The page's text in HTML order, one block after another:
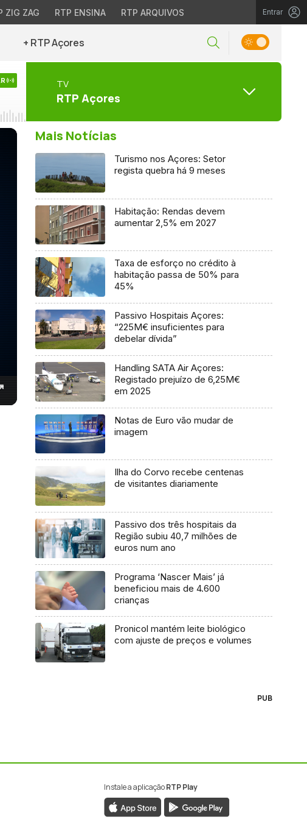
ZIG ZAG RTP ENSINA RTP ARQUIVOS Entrar
+ RTP Açores
TV
RTP Açores
Mais Notícias
Turismo nos Açores: Setor
regista quebra há 9 meses
Habitação: Rendas devem
aumentar 2,5% em 2027
Taxa de esforço no crédito à
habitação passa de 50% para
45%
Passivo Hospitais Açores:
“225M€ insuficientes para
debelar dívida”
Handling SATA Air Açores:
Registado prejuízo de 6,25M€
em 2025
Notas de Euro vão mudar de
imagem
Ilha do Corvo recebe centenas
de visitantes diariamente
Passivo dos três hospitais da
Região subiu 40,7 milhões de
euros num ano
Programa ‘Nascer Mais’ já
beneficiou mais de 4.600
crianças
Pronicol mantém leite biológico
com ajuste de preços e volumes
PUB
Instale a aplicaçãoRTP Play